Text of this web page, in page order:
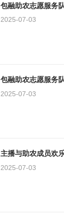
包融助农志愿服务
2025-07-03
包融助农志愿服务
2025-07-03
主播与助农成员欢
2025-07-03